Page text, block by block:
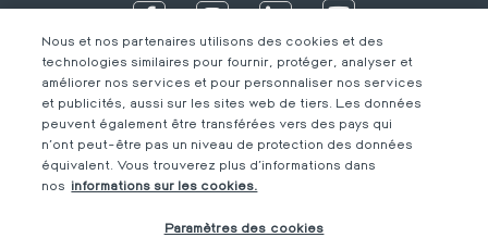
Footer
Mentions légales
IT
FR
Nous et nos partenaires utilisons des cookies et des
technologies similaires pour fournir, protéger, analyser et
améliorer nos services et pour personnaliser nos services
et publicités, aussi sur les sites web de tiers. Les données
peuvent également être transférées vers des pays qui
n'ont peut-être pas un niveau de protection des données
équivalent. Vous trouverez plus d'informations dans
nos informations sur les cookies.
Paramètres des cookies